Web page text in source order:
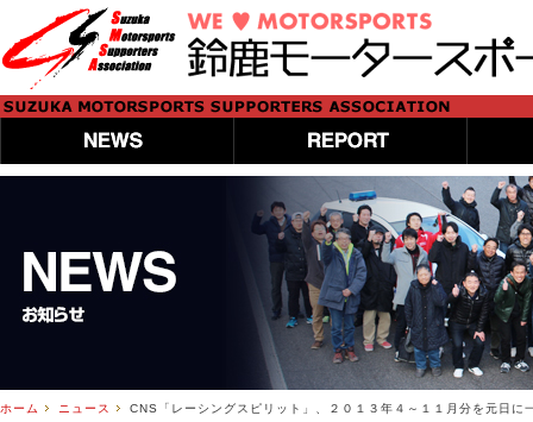
ホーム ニュース CNS「レーシングスピリット」、２０１３年４～１１月分を元日に